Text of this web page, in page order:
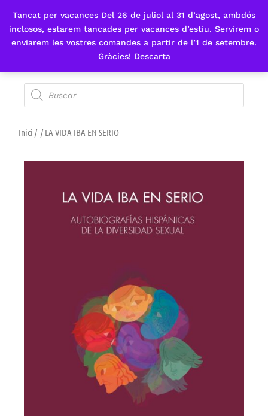
Tancat per vacances Del 26 de juliol al 31 d’agost, ambdós
inclosos, estarem tancades per vacances d’estiu. Servirem o
enviarem les vostres comandes a partir de l’1 de setembre.
Gràcies! Descarta
Fes-te'n sòcia
Inici / / LA VIDA IBA EN SERIO